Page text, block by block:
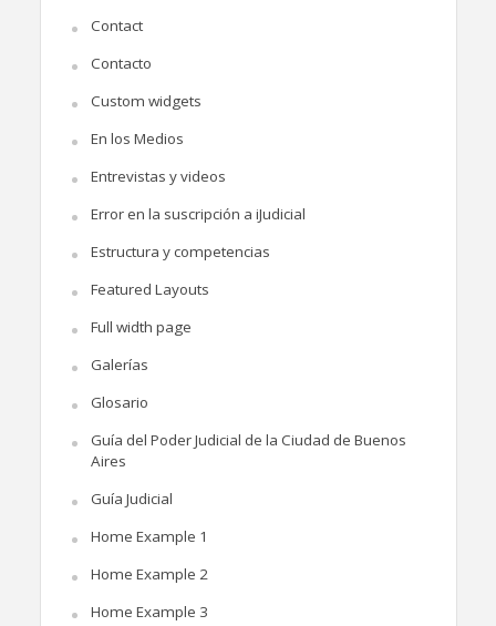
Contact
Contacto
Custom widgets
En los Medios
Entrevistas y videos
Error en la suscripción a iJudicial
Estructura y competencias
Featured Layouts
Full width page
Galerías
Glosario
Guía del Poder Judicial de la Ciudad de Buenos
Aires
Guía Judicial
Home Example 1
Home Example 2
Home Example 3